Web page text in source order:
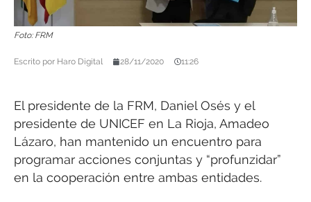
Foto: FRM
Escrito por Haro Digital 28/11/2020 11:26
El presidente de la FRM, Daniel Osés y el
presidente de UNICEF en La Rioja, Amadeo
Lázaro, han mantenido un encuentro para
programar acciones conjuntas y “profunzidar”
en la cooperación entre ambas entidades.